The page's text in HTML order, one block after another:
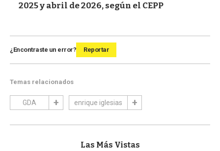
2025 y abril de 2026, según el CEPP
¿Encontraste un error? Reportar
Temas relacionados
GDA enrique iglesias
Las Más Vistas